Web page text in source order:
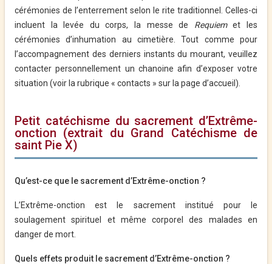
cérémonies de l’enterrement selon le rite traditionnel. Celles-ci
incluent la levée du corps, la messe de Requiemet les
cérémonies d’inhumation au cimetière. Tout comme pour
l’accompagnement des derniers instants du mourant, veuillez
contacter personnellement un chanoine afin d’exposer votre
situation (voirla rubrique « contacts » sur la page d’accueil).
Petit catéchisme du sacrement d’Extrême-
onction (extrait du Grand Catéchisme de
saint Pie X)
Qu’est-ce que le sacrement d’Extrême-onction ?
L’Extrême-onction est le sacrement institué pour le
soulagement spirituel et même corporel des malades en
danger de mort.
Quels effets produit le sacrement d’Extrême-onction ?